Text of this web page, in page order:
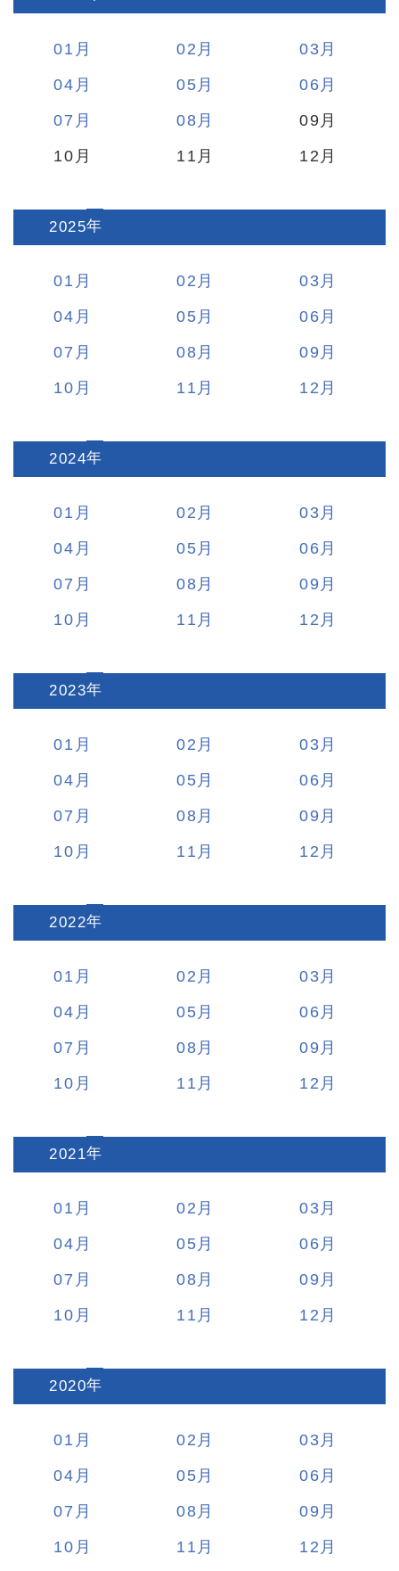
01 02
03
04
05
06
07
08
09
10
11 12
2025:
01 02
03
04
05
06
07
08
09
10
11 12
2024:
01 02
03
04
05
06
07
08
09
10
11 12
2023:
01 02
03
04
05
06
07
08
09
10
11 12
2022:
01 02
03
04
05
06
07
08
09
10
11 12
2021:
01 02
03
04
05
06
07
08
09
10
11 12
2020:
01 02
03
04
05
06
07
08
09
10
11 12